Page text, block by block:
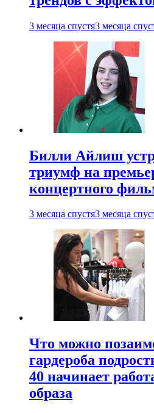
3 месяца спустя3 месяца
Билли Айлиш
триумф на
концертного
3 месяца спустя3 месяца
Что можно
гардероба
40 начинает
образа